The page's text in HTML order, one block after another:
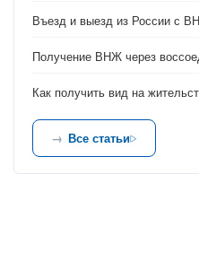
Въезд и выезд из России с
Получение ВНЖ через
Как получить вид на
Все статьи